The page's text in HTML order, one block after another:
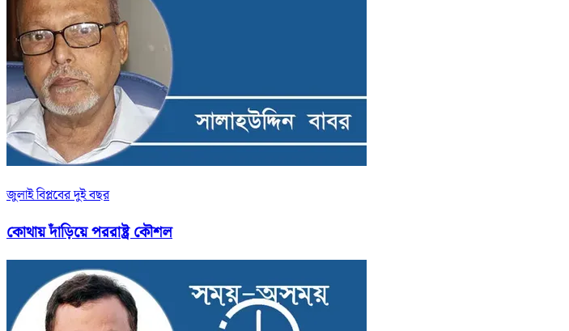
জুলাই বিপ্লবের দুই বছর
কোথায় দাঁড়িয়ে পররাষ্ট্র কৌশল